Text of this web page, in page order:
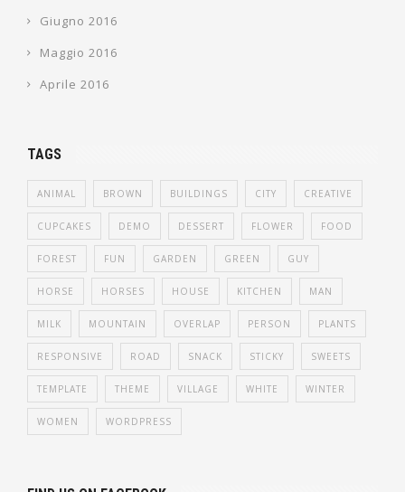
Giugno 2016
Maggio 2016
Aprile 2016
TAGS
ANIMAL BROWN BUILDINGS CITY CREATIVE
CUPCAKES DEMO DESSERT FLOWER FOOD
FOREST FUN GARDEN GREEN GUY
HORSE HORSES HOUSE KITCHEN MAN
MILK MOUNTAIN OVERLAP PERSON PLANTS
RESPONSIVE ROAD SNACK STICKY SWEETS
TEMPLATE THEME VILLAGE WHITE WINTER
WOMEN WORDPRESS